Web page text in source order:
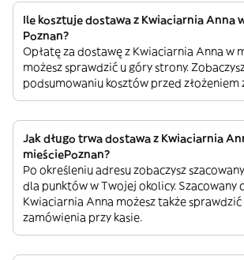
Ile kosztuje dostawa z Kwiaciarnia Anna
Poznan?
Opłatę za dostawę z Kwiaciarnia Anna w
możesz sprawdzić u góry strony.
podsumowaniu kosztów przed złożeniem
Jak długo trwa dostawa z Kwiaciarnia
mieściePoznan?
Po określeniu adresu zobaczysz
dla punktów w Twojej okolicy. Szacowany
Kwiaciarnia Anna możesz także sprawdzić
zamówienia przy kasie.